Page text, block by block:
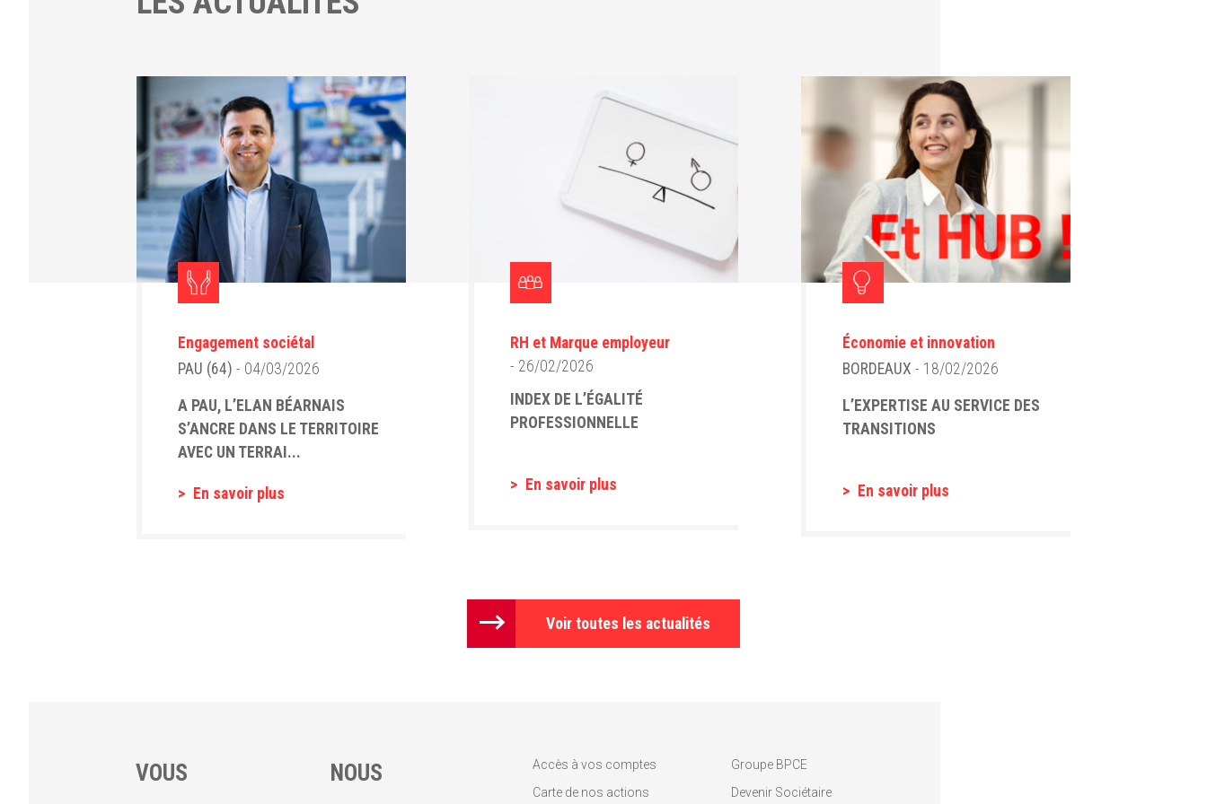
Engagement sociétal
PAU (64) - 04/03/2026
A PAU, L’ELAN BÉARNAIS
S’ANCRE DANS LE TERRITOIRE
AVEC UN TERRAI...
En savoir plus
RH et Marque employeur
- 26/02/2026
INDEX DE L’ÉGALITÉ
PROFESSIONNELLE
En savoir plus
Économie et innovation
BORDEAUX - 18/02/2026
L’EXPERTISE AU SERVICE DES
TRANSITIONS
En savoir plus
Voir toutes les actualités
VOUS NOUS
Accès à vos comptes
Carte de nos actions
Groupe BPCE
Devenir Sociétaire